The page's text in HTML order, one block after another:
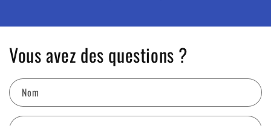
Vous avez des questions ?
Nom